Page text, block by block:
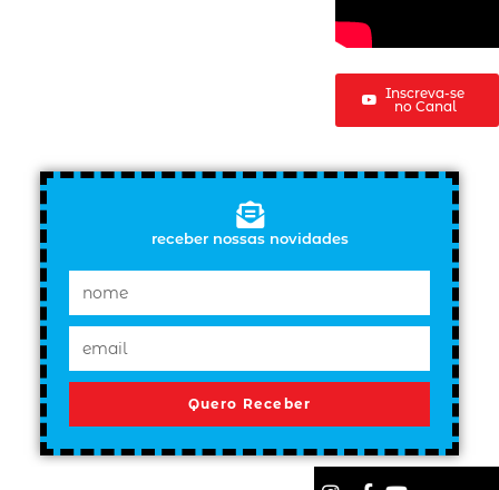
Inscreva-se
no Canal
receber nossas novidades
Quero Receber